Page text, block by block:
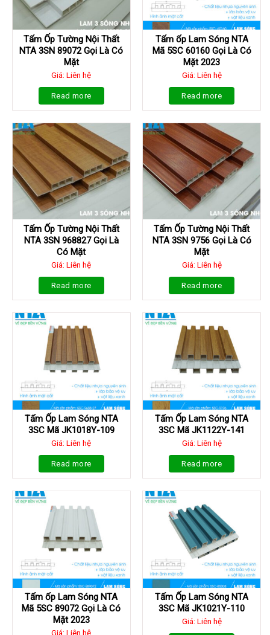
Tấm Ốp Tường Nội Thất
NTA 3SN 89072 Gọi Là Có
Mặt
Giá: Liên hệ
Read more
Tấm ốp Lam Sóng NTA
Mã 5SC 60160 Gọi Là Có
Mặt 2023
Giá: Liên hệ
Read more
Tấm Ốp Tường Nội Thất
NTA 3SN 968827 Gọi Là
Có Mặt
Giá: Liên hệ
Read more
Tấm Ốp Tường Nội Thất
NTA 3SN 9756 Gọi Là Có
Mặt
Giá: Liên hệ
Read more
Tấm Ốp Lam Sóng NTA
3SC Mã JK1018Y-109
Giá: Liên hệ
Read more
Tấm Ốp Lam Sóng NTA
3SC Mã JK1122Y-141
Giá: Liên hệ
Read more
Tấm ốp Lam Sóng NTA
Mã 5SC 89072 Gọi Là Có
Mặt 2023
Giá: Liên hệ
Tấm Ốp Lam Sóng NTA
3SC Mã JK1021Y-110
Giá: Liên hệ